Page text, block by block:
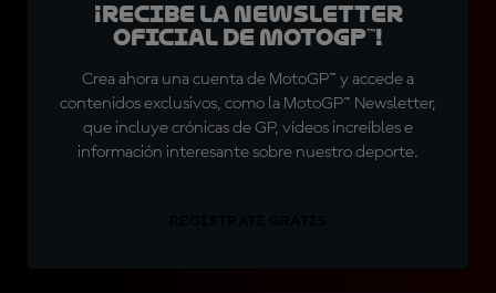
¡Recibe la Newsletter
oficial de MotoGP™!
Crea ahora una cuenta de MotoGP™ y accede a
contenidos exclusivos, como la MotoGP™ Newsletter,
que incluye crónicas de GP, vídeos increíbles e
información interesante sobre nuestro deporte.